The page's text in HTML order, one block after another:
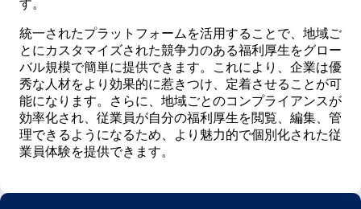
す。
統一されたプラットフォームを活用することで、地域ご
とにカスタマイズされた競争力のある福利厚生をグロー
バル規模で簡単に提供できます。これにより、企業は優
秀な人材をより効果的に惹きつけ、定着させることが可
能になります。さらに、地域ごとのコンプライアンスが
効率化され、従業員が自分の福利厚生を閲覧、編集、管
理できるようになるため、より魅力的で個別化された従
業員体験を提供できます。